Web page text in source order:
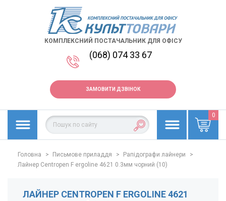
КОМПЛЕКСНИЙ ПОСТАЧАЛЬНИК ДЛЯ ОФІСУ
(068) 074 33 67
ЗАМОВИТИ ДЗВІНОК
0
Головна > Письмове приладдя > Рапідографи лайнери
>
Лайнер Centropen F ergoline 4621 0.3мм чорний (10)
ЛАЙНЕР CENTROPEN F ERGOLINE 4621